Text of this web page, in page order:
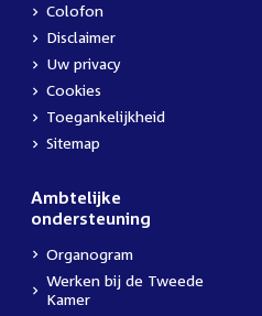
Colofon
Disclaimer
Uw privacy
Cookies
Toegankelijkheid
Sitemap
Ambtelijke
ondersteuning
Organogram
Werken bij de Tweede
Kamer